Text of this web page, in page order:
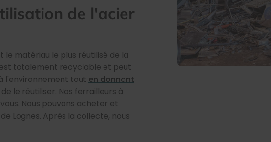
de l'acier
le matériau le plus réutilisé de la
totalement recyclable et peut
l'environnement tout en donnant
le réutiliser. Nos ferrailleurs à
Nous pouvons acheter et
Lognes. Après la collecte, nous